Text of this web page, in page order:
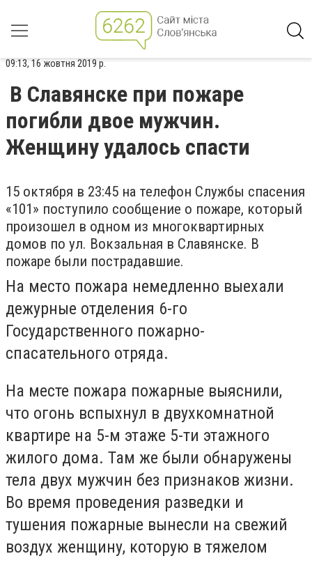
09:13, 16 жовтня 2019 р.
В Славянске при пожаре
погибли двое мужчин.
Женщину удалось спасти
15 октября в 23:45 на телефон Службы спасения
«101» поступило сообщение о пожаре, который
произошел в одном из многоквартирных
домов по ул. Вокзальная в Славянске. В
пожаре были пострадавшие.
На место пожара немедленно выехали
дежурные отделения 6-го
Государственного пожарно-
спасательного отряда.
На месте пожара пожарные выяснили,
что огонь вспыхнул в двухкомнатной
квартире на 5-м этаже 5-ти этажного
жилого дома. Там же были обнаружены
тела двух мужчин без признаков жизни.
Во время проведения разведки и
тушения пожарные вынесли на свежий
воздух женщину, которую в тяжелом